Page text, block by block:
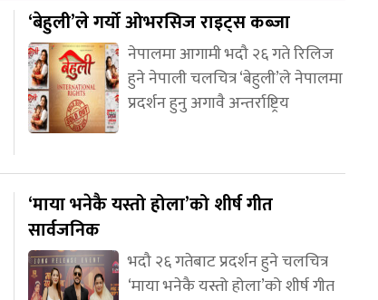
‘बेहुली’ले गर्यो ओभरसिज राइट्स कब्जा
नेपालमा आगामी भदौ २६ गते रिलिज
हुने नेपाली चलचित्र ‘बेहुली’ले नेपालमा
प्रदर्शन हुनु अगावै अन्तर्राष्ट्रिय
‘माया भनेकै यस्तो होला’को शीर्ष गीत
सार्वजनिक
भदौ २६ गतेबाट प्रदर्शन हुने चलचित्र
‘माया भनेकै यस्तो होला’को शीर्ष गीत